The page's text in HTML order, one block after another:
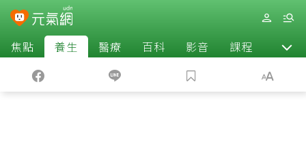
焦點 養生 醫療 百科 影音 課程 退休